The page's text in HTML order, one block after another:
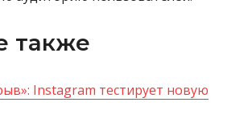
также
Instagram тестирует новую